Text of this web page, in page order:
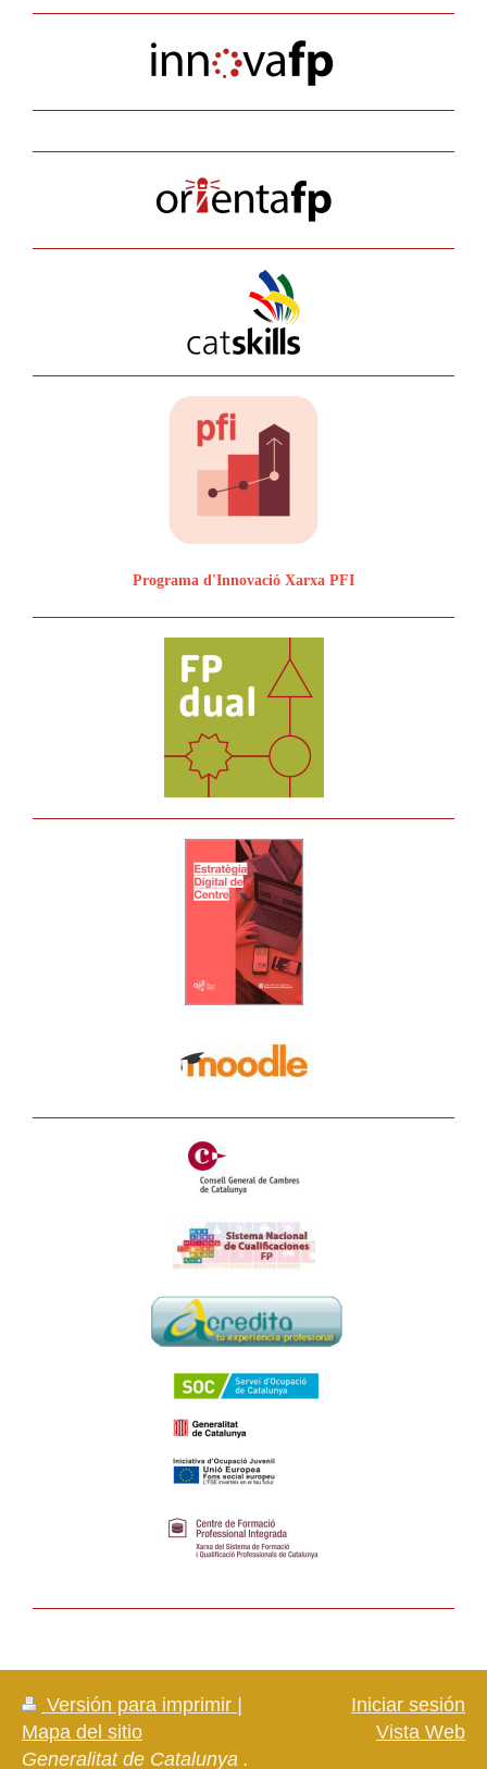
Programa d'Innovació Xarxa PFI
Versión para imprimir
Mapa del sitio
Generalitat de Catalunya .
Iniciar sesión
Vista Web